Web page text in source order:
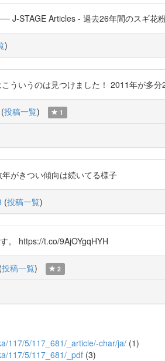
J-STAGE Articles - 過去26年間のスギ花
)
ういうのは見つけました！ 2011年が多
(投稿一覧) 1
がきつい傾向は続いてる様子
(投稿一覧)
。 https://t.co/9AjOYgqHYH
(投稿一覧) 2
117/5/117_681/_article/-char/ja/ (1)
117/5/117_681/_pdf (3)